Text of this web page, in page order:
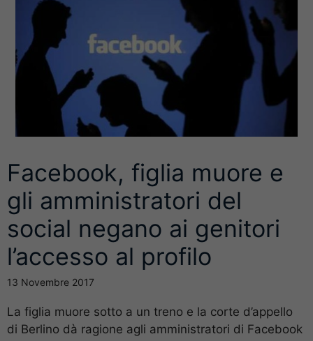
Facebook, figlia muore e
gli amministratori del
social negano ai genitori
l’accesso al profilo
13 Novembre 2017
La figlia muore sotto a un treno e la corte d’appello
di Berlino dà ragione agli amministratori di Facebook